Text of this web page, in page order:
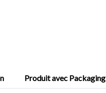
Produit avec Packaging